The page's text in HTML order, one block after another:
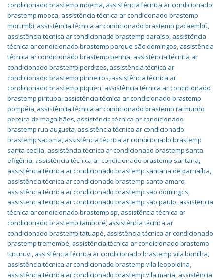
condicionado brastemp moema, assistência técnica ar condicionado
brastemp mooca, assistência técnica ar condicionado brastemp
morumbi, assistência técnica ar condicionado brastemp pacaembú,
assistência técnica ar condicionado brastemp paraíso, assistência
técnica ar condicionado brastemp parque são domingos, assistência
técnica ar condicionado brastemp penha, assistência técnica ar
condicionado brastemp perdizes, assistência técnica ar
condicionado brastemp pinheiros, assistência técnica ar
condicionado brastemp piqueri, assistência técnica ar condicionado
brastemp pirituba, assistência técnica ar condicionado brastemp
pompéia, assistência técnica ar condicionado brastemp raimundo
pereira de magalhães, assistência técnica ar condicionado
brastemp rua augusta, assistência técnica ar condicionado
brastemp sacomã, assistência técnica ar condicionado brastemp
santa cecília, assistência técnica ar condicionado brastemp santa
efigênia, assistência técnica ar condicionado brastemp santana,
assistência técnica ar condicionado brastemp santana de parnaíba,
assistência técnica ar condicionado brastemp santo amaro,
assistência técnica ar condicionado brastemp são domingos,
assistência técnica ar condicionado brastemp são paulo, assistência
técnica ar condicionado brastemp sp, assistência técnica ar
condicionado brastemp tamboré, assistência técnica ar
condicionado brastemp tatuapé, assistência técnica ar condicionado
brastemp tremembé, assistência técnica ar condicionado brastemp
tucuruvi, assistência técnica ar condicionado brastemp vila bonilha,
assistência técnica ar condicionado brastemp vila leopoldina,
assistência técnica ar condicionado brastemp vila maria, assistência